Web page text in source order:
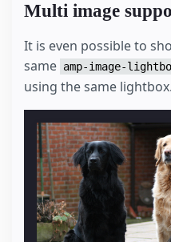
Multi image
It is even possible to
same amp-image-
using the same lightbox.